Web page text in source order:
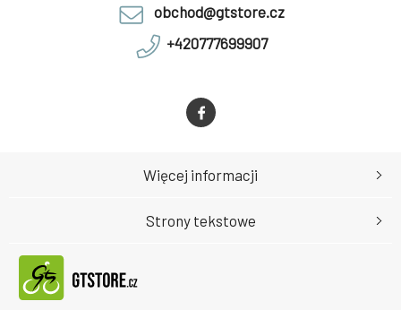
obchod@gtstore.cz
+420777699907
Więcej informacji
Strony tekstowe